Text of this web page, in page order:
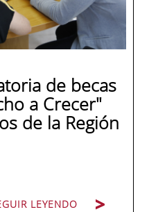
de becas
a Crecer"
de la Región
LEYENDO